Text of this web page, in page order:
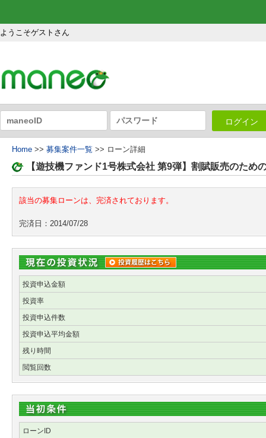
ようこそゲストさん
ログイン
Home >> 募集案件一覧 >> ローン詳細
【遊技機ファンド1号株式会社 第9弾】割賦販売のた
該当の募集ローンは、完済されております。
完済日：2014/07/28
投資申込金額
投資率
投資申込件数
投資申込平均金額
残り時間
閲覧回数
ローンID